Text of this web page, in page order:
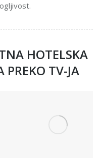
HOTELSKA
PREKO TV-JA